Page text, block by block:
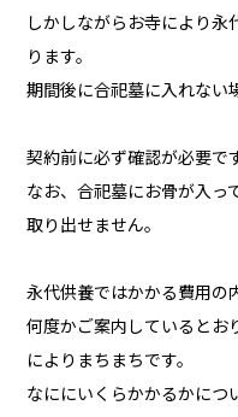
しかしながらお寺により永
ります。
期間後に合祀墓に入れない
契約前に必ず確認が必要で
なお、合祀墓にお骨が入っ
取り出せません。
永代供養ではかかる費用の
何度かご案内しているとお
によりまちまちです。
なににいくらかかるかにつ